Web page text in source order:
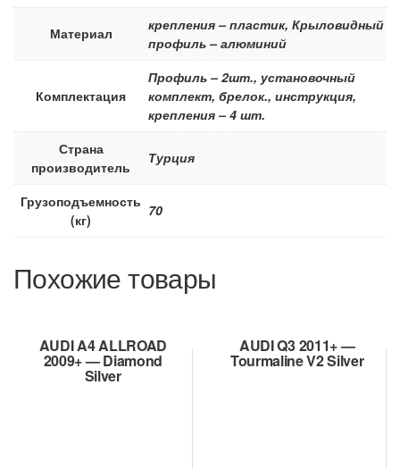
Материал
крепления – пластик, Крыловидный
профиль – алюминий
Комплектация
Профиль – 2шт., установочный
комплект, брелок., инструкция,
крепления – 4 шт.
Страна
производитель
Турция
Грузоподъемность
(кг)
70
Похожие товары
AUDI A4 ALLROAD
2009+ — Diamond
Silver
AUDI Q3 2011+ —
Tourmaline V2 Silver